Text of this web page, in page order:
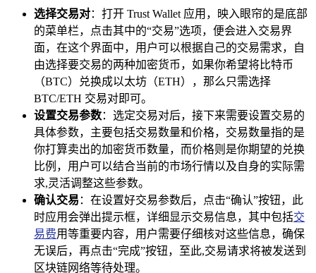
选择交易对：打开 Trust Wallet 应用，映入眼帘的是底部
的菜单栏，点击其中的“交易”选项，便会进入交易界
面，在这个界面中，用户可以根据自己的交易需求，自
由选择要交易的两种加密货币，如果你希望将比特币
（BTC）兑换成以太坊（ETH），那么只需选择
BTC/ETH 交易对即可。
设置交易参数：选定交易对后，接下来需要设置交易的
具体参数，主要包括交易数量和价格，交易数量指的是
你打算卖出的加密货币数量，而价格则是你期望的兑换
比例，用户可以结合当前的市场行情以及自身的实际需
求,灵活调整这些参数。
确认交易 ：在设置好交易参数后，点击“确认”按钮，此
时应用会弹出提示框，详细显示交易信息，其中包括交
易费用等重要内容，用户需要仔细核对这些信息，确保
无误后，再点击“完成”按钮，至此,交易请求将被发送到
区块链网络等待处理。